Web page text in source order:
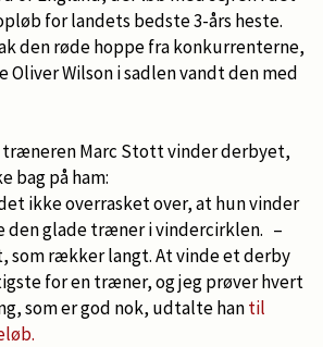
for landets bedste 3-års heste.
den røde hoppe fra konkurrenterne,
Oliver Wilson i sadlen vandt den med
træneren Marc Stott vinder derbyet,
bag på ham:
ikke overrasket over, at hun vinder
den glade træner i vindercirklen. –
som rækker langt. At vinde et derby
for en træner, og jeg prøver hvert
som er god nok, udtalte hantil